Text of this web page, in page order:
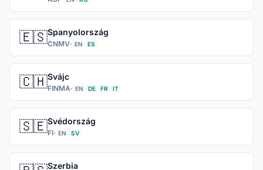
🇪🇸Spanyolország
CNMV· EN ES
🇨🇭Svájc
FINMA· EN DE FR IT
🇸🇪Svédország
FI· EN SV
Szerbia